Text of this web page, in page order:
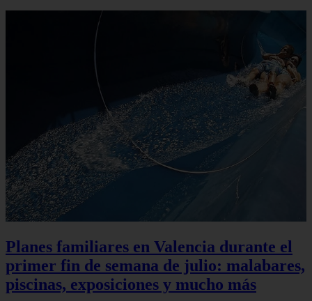
Planes familiares en Valencia durante el
primer fin de semana de julio: malabares,
piscinas, exposiciones y mucho más